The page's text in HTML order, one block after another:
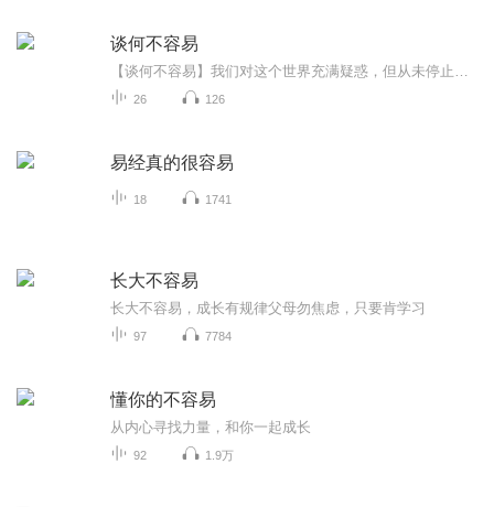
谈何不容易
26 126
易经真的很容易
18 1741
长大不容易
长大不容易，成长有规律父母勿焦虑，只要肯学习
97 7784
懂你的不容易
从内心寻找力量，和你一起成长
92 1.9万